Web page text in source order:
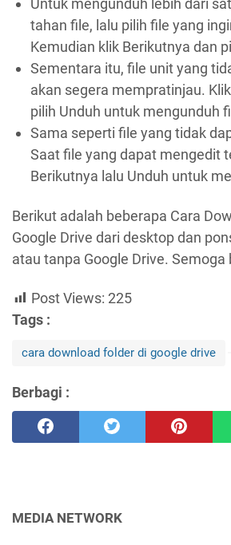
Untuk mengunduh lebih dari
tahan file, lalu pilih file yang
Kemudian klik Berikutnya dan
Sementara itu, file unit yang
akan segera mempratinjau.
pilih Unduh untuk mengunduh
Sama seperti file yang tidak
Saat file yang dapat mengedit
Berikutnya lalu Unduh untuk
Berikut adalah beberapa Cara
Google Drive dari desktop dan
atau tanpa Google Drive. Semoga
Post Views: 225
Tags :
cara download folder di google drive
Berbagi :
MEDIA NETWORK